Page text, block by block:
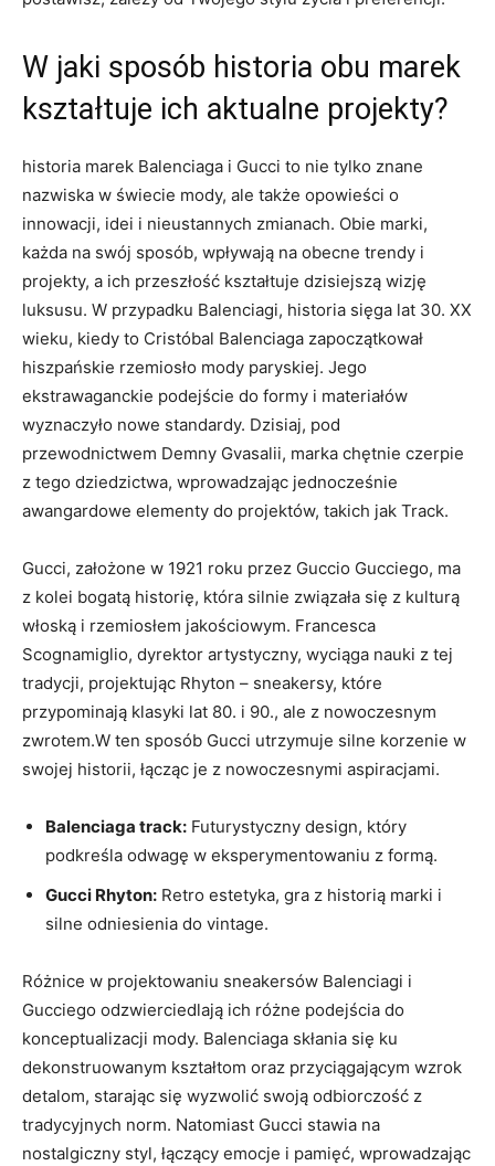
W jaki sposób historia obu marek
kształtuje ich aktualne projekty?
historia marek Balenciaga i Gucci to nie tylko znane
nazwiska w świecie mody, ale także opowieści o
innowacji, idei i nieustannych zmianach. Obie marki,
każda na swój sposób, wpływają na obecne trendy i
projekty, a ich przeszłość kształtuje dzisiejszą wizję
luksusu. W przypadku Balenciagi, historia sięga lat 30. XX
wieku, kiedy to Cristóbal Balenciaga zapoczątkował
hiszpańskie rzemiosło mody paryskiej. Jego
ekstrawaganckie podejście do formy i materiałów
wyznaczyło nowe standardy. Dzisiaj, pod
przewodnictwem Demny Gvasalii, marka chętnie czerpie
z tego dziedzictwa, wprowadzając jednocześnie
awangardowe elementy do projektów, takich jak Track.
Gucci, założone w 1921 roku przez Guccio Gucciego, ma
z kolei bogatą historię, która silnie związała się z kulturą
włoską i rzemiosłem jakościowym. Francesca
Scognamiglio, dyrektor artystyczny, wyciąga nauki z tej
tradycji, projektując Rhyton – sneakersy, które
przypominają klasyki lat 80. i 90., ale z nowoczesnym
zwrotem.W ten sposób Gucci utrzymuje silne korzenie w
swojej historii, łącząc je z nowoczesnymi aspiracjami.
Balenciaga track: Futurystyczny design, który
podkreśla odwagę w eksperymentowaniu z formą.
Gucci Rhyton: Retro estetyka, gra z historią marki i
silne odniesienia do vintage.
Różnice w projektowaniu sneakersów Balenciagi i
Gucciego odzwierciedlają ich różne podejścia do
konceptualizacji mody. Balenciaga skłania się ku
dekonstruowanym kształtom oraz przyciągającym wzrok
detalom, starając się wyzwolić swoją odbiorczość z
tradycyjnych norm. Natomiast Gucci stawia na
nostalgiczny styl, łączący emocje i pamięć, wprowadzając